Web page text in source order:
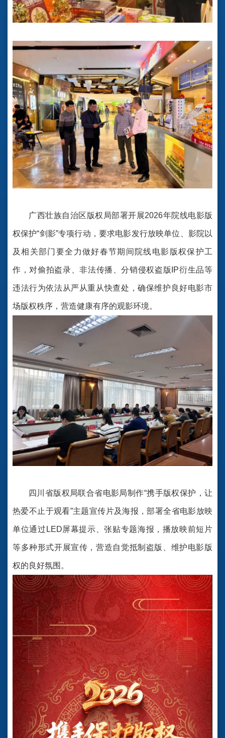
广西壮族自治区版权局部署开展2026年院线电影版
权保护“剑影”专项行动，要求电影发行放映单位、影院以
及相关部门要全力做好春节期间院线电影版权保护工
作，对偷拍盗录、非法传播、分销侵权盗版IP衍生品等
违法行为依法从严从重从快查处，确保维护良好电影市
场版权秩序，营造健康有序的观影环境。
四川省版权局联合省电影局制作“携手版权保护，让
热爱不止于观看”主题宣传片及海报，部署全省电影放映
单位通过LED屏幕提示、张贴专题海报，播放映前短片
等多种形式开展宣传，营造自觉抵制盗版、维护电影版
权的良好氛围。